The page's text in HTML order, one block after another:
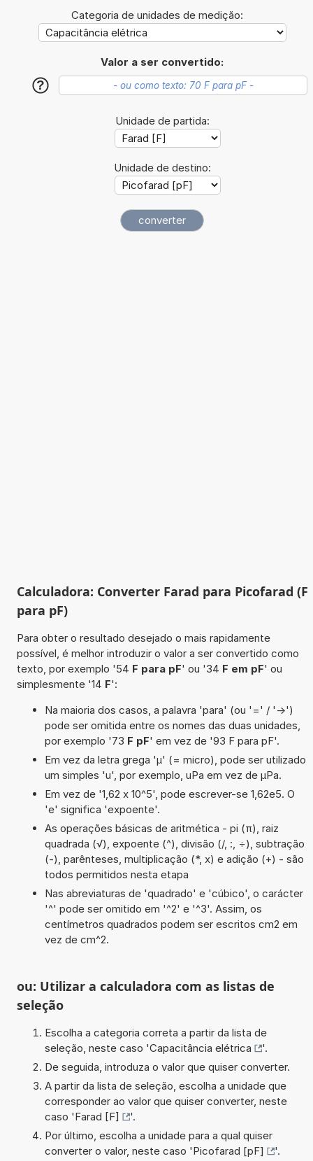
Categoria de unidades de medição:
Valor a ser convertido:
?
Unidade de partida:
Unidade de destino:
Calculadora: Converter Farad para Picofarad (F
para pF)
Para obter o resultado desejado o mais rapidamente
possível, é melhor introduzir o valor a ser convertido como
texto, por exemplo '54 F para pF' ou '34 F em pF' ou
simplesmente '14 F':
Na maioria dos casos, a palavra 'para' (ou '=' / '->')
pode ser omitida entre os nomes das duas unidades,
por exemplo '73 F pF' em vez de '93 F para pF'.
Em vez da letra grega 'µ' (= micro), pode ser utilizado
um simples 'u', por exemplo, uPa em vez de µPa.
Em vez de '1,62 x 10^5', pode escrever-se 1,62e5. O
'e' significa 'expoente'.
As operações básicas de aritmética - pi (π), raiz
quadrada (√), expoente (^), divisão (/, :, ÷), subtração
(-), parênteses, multiplicação (*, x) e adição (+) - são
todos permitidos nesta etapa
Nas abreviaturas de 'quadrado' e 'cúbico', o carácter
'^' pode ser omitido em '^2' e '^3'. Assim, os
centímetros quadrados podem ser escritos cm2 em
vez de cm^2.
ou: Utilizar a calculadora com as listas de
seleção
Escolha a categoria correta a partir da lista de
seleção, neste caso 'Capacitância elétrica
'.
De seguida, introduza o valor que quiser converter.
A partir da lista de seleção, escolha a unidade que
corresponder ao valor que quiser converter, neste
caso 'Farad [F]
'.
Por último, escolha a unidade para a qual quiser
converter o valor, neste caso 'Picofarad [pF] '.